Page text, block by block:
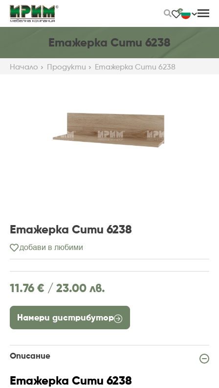
Skip
Main
0
Етажерка Сити 6238
Начало Продукти Етажерка Сити 6238
Етажерка Сити 6238
добави в любими
11.76 € / 23.00 лв.
Намери дистрибутор
Описание
Етажерка Сити 6238